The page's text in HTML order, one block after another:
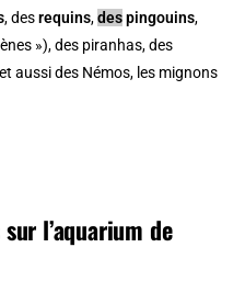
, desrequins,despingouins,
»), des piranhas, des
aussi des Némos, les mignons
l’aquarium de